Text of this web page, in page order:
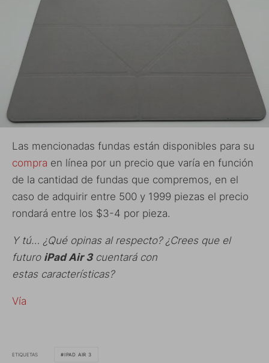
Las mencionadas fundas están disponibles para su
compra en línea por un precio que varía en función
de la cantidad de fundas que compremos, en el
caso de adquirir entre 500 y 1999 piezas el precio
rondará entre los $3-4 por pieza.
Y tú… ¿Qué opinas al respecto? ¿Crees que el
futuro iPad Air 3cuentará con
estas características?
Vía
ETIQUETAS IPAD AIR 3